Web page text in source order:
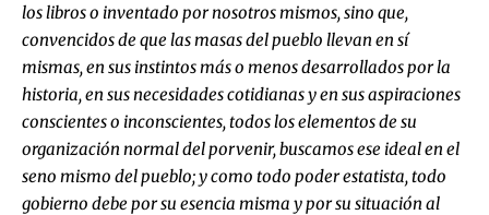
los libros o inventado por nosotros mismos, sino que,
convencidos de que las masas del pueblo llevan en sí
mismas, en sus instintos más o menos desarrollados por la
historia, en sus necesidades cotidianas y en sus aspiraciones
conscientes o inconscientes, todos los elementos de su
organización normal del porvenir, buscamos ese ideal en el
seno mismo del pueblo; y como todo poder estatista, todo
gobierno debe por su esencia misma y por su situación al